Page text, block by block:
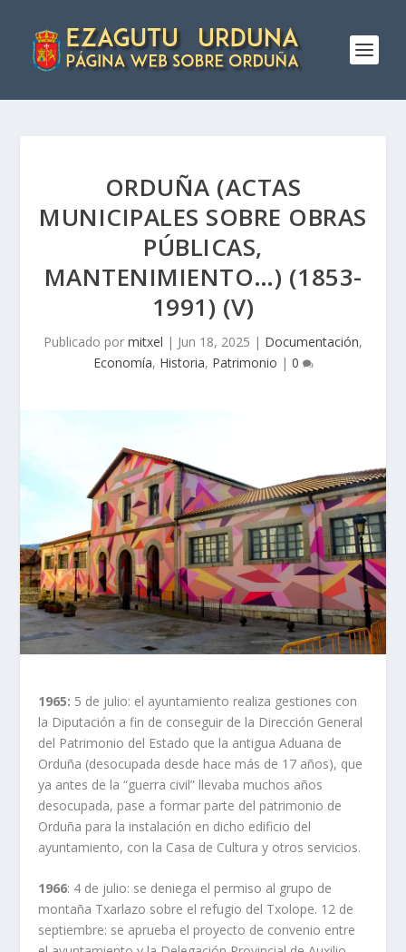
ORDUÑA (ACTAS
MUNICIPALES SOBRE OBRAS
PÚBLICAS,
MANTENIMIENTO…) (1853-
1991) (V)
Publicado por mitxel | Jun 18, 2025 | Documentación,
Economía, Historia, Patrimonio | 0
1965: 5 de julio: el ayuntamiento realiza gestiones con
la Diputación a fin de conseguir de la Dirección General
del Patrimonio del Estado que la antigua Aduana de
Orduña (desocupada desde hace más de 17 años), que
ya antes de la “guerra civil” llevaba muchos años
desocupada, pase a formar parte del patrimonio de
Orduña para la instalación en dicho edificio del
ayuntamiento, con la Casa de Cultura y otros servicios.
1966: 4 de julio: se deniega el permiso al grupo de
montaña Txarlazo sobre el refugio del Txolope. 12 de
septiembre: se aprueba el proyecto de convenio entre